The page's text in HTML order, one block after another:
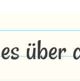
über